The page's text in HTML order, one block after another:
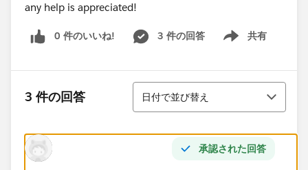
any help is appreciated!
0 件のいいね! 3 件の回答 共有
Show menu
3 件の回答
並び替え
日付で並び替え
承認された回答